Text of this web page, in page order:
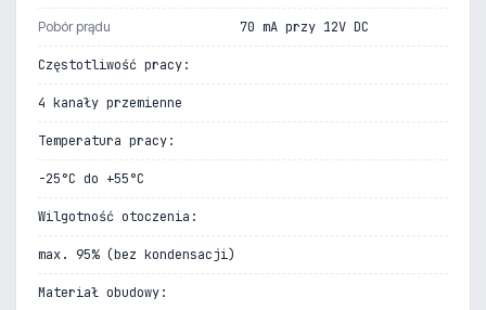
Pobór prądu 70 mA przy 12V DC
Częstotliwość pracy:
4 kanały przemienne
Temperatura pracy:
-25°C do +55°C
Wilgotność otoczenia:
max. 95% (bez kondensacji)
Materiał obudowy: